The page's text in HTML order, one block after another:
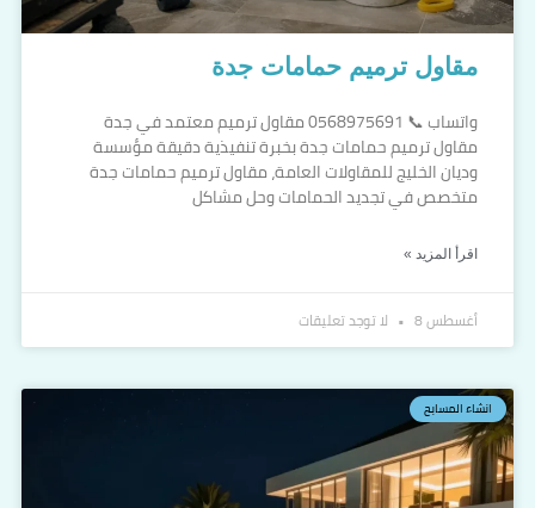
مقاول ترميم حمامات جدة
واتساب 📞 0568975691 مقاول ترميم معتمد في جدة
مقاول ترميم حمامات جدة بخبرة تنفيذية دقيقة مؤسسة
وديان الخليج للمقاولات العامة، مقاول ترميم حمامات جدة
متخصص في تجديد الحمامات وحل مشاكل
اقرأ المزيد »
أغسطس 8 لا توجد تعليقات
انشاء المسابح